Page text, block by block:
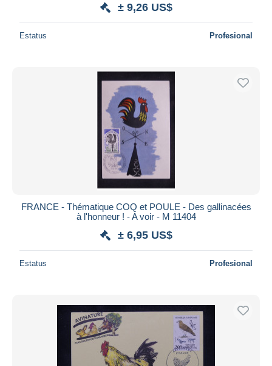
± 9,26 US$
Estatus Profesional
FRANCE - Thématique COQ et POULE - Des gallinacées
à l'honneur ! - A voir - M 11404
± 6,95 US$
Estatus Profesional